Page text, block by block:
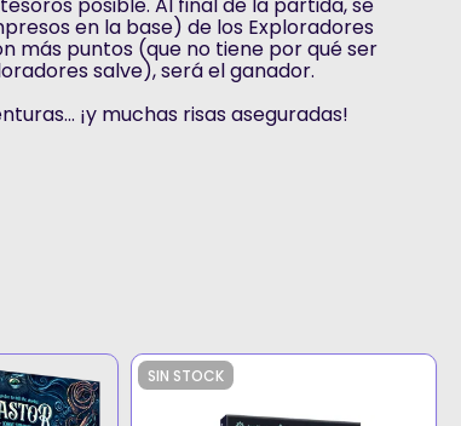
en la base) de los Exploradores
más puntos (que no tiene por qué ser
salve), será el ganador.
¡y muchas risas aseguradas!
SIN STOCK